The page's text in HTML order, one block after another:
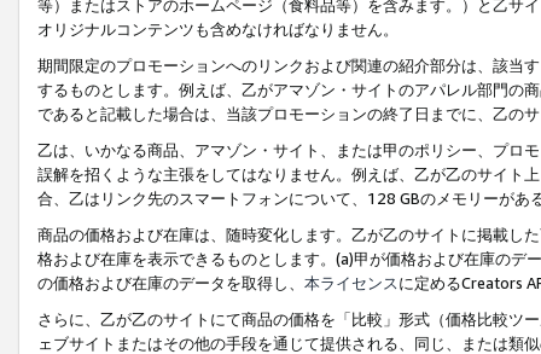
等）またはストアのホームページ（食料品等）を含みます。）と乙サ
オリジナルコンテンツも含めなければなりません。
期間限定のプロモーションへのリンクおよび関連の紹介部分は、該当
するものとします。例えば、乙がアマゾン・サイトのアパレル部門の
であると記載した場合は、当該プロモーションの終了日までに、乙の
乙は、いかなる商品、アマゾン・サイト、または甲のポリシー、プロ
誤解を招くような主張をしてはなりません。例えば、乙が乙のサイト
合、乙はリンク先のスマートフォンについて、128 GBのメモリーがあ
商品の価格および在庫は、随時変化します。乙が乙のサイトに掲載し
格および在庫を表示できるものとします。(a)甲が価格および在庫の
の価格および在庫のデータを取得し、 本ライセンスに定めるCreators
さらに、乙が乙のサイトにて商品の価格を「比較」形式（価格比較ツ
ェブサイトまたはその他の手段を通じて提供される、同じ、または類